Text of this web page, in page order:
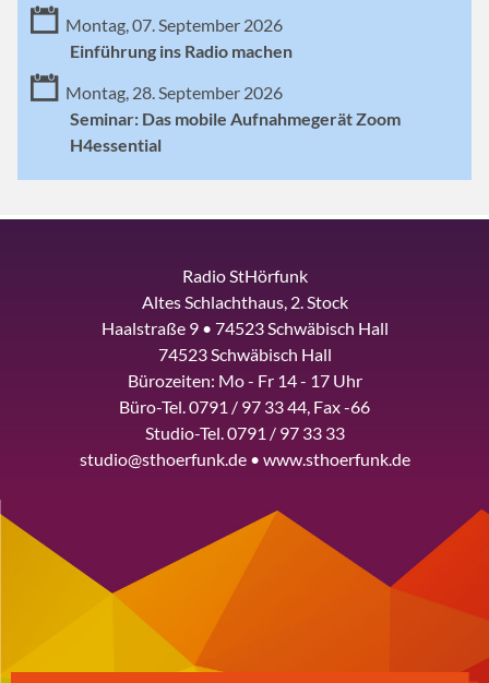
Montag, 07. September 2026
Einführung ins Radio machen
Montag, 28. September 2026
Seminar: Das mobile Aufnahmegerät Zoom
H4essential
Radio StHörfunk
Altes Schlachthaus, 2. Stock
Haalstraße 9 • 74523 Schwäbisch Hall
74523 Schwäbisch Hall
Bürozeiten: Mo - Fr 14 - 17 Uhr
Büro-Tel. 0791 / 97 33 44, Fax -66
Studio-Tel. 0791 / 97 33 33
studio@sthoerfunk.de • www.sthoerfunk.de